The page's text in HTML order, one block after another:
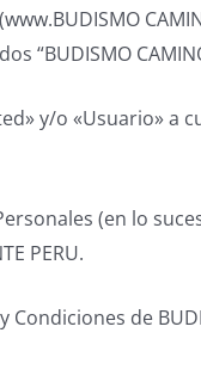
“BUDISMO
y/o «Usuario»
(en lo
PERU.
de